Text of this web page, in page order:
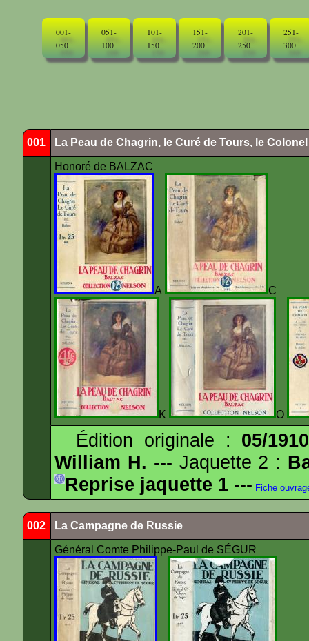
001-
050
051-
100
101-
150
151-
200
201-
250
251-
300
001 La Peau de Chagrin, le Curé de Tours, le
Honoré de BALZAC
A
K O
Édition originale : 05/1910
William H. --- Jaquette 2 :
Reprise jaquette 1 --- Fiche
002 La Campagne de Russie
Général Comte Philippe-Paul de SÉGUR